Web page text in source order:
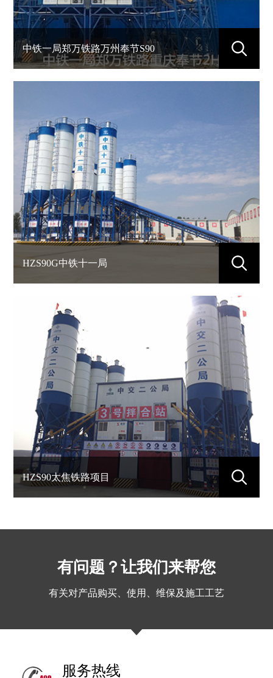
中铁一局郑万铁路万州奉节S90
HZS90G中铁十一局
HZS90太焦铁路项目
有问题？让我们来帮您
有关对产品购买、使用、维保及施工工艺
服务热线